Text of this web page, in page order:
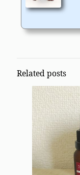
Related posts